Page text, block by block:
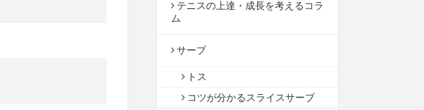
テニスの上達・成長を考えるコラ
ム
サーブ
トス
コツが分かるスライスサーブ